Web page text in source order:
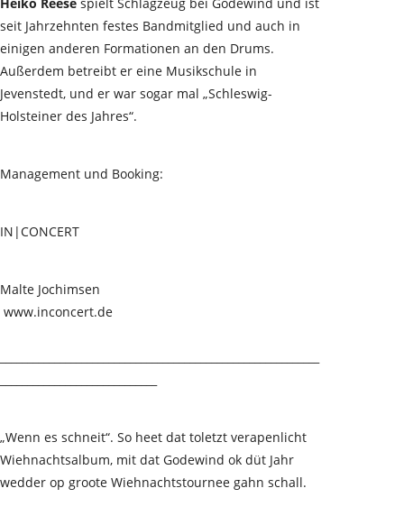
seit Jahrzehnten festes Bandmitglied und auch in
einigen anderen Formationen an den Drums.
Außerdem betreibt er eine Musikschule in
Jevenstedt, und er war sogar mal „Schleswig-
Holsteiner des Jahres“.
Management und Booking:
IN|CONCERT
Malte Jochimsen
www.inconcert.de
„Wenn es schneit“. So heet dat toletzt verapenlicht
Wiehnachtsalbum, mit dat Godewind ok düt Jahr
wedder op groote Wiehnachtstournee gahn schall.